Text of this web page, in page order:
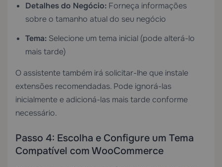
Detalhes do Negócio: Forneça informações
sobre o tamanho atual do seu negócio
Tema: Selecione um tema inicial (pode alterá-lo
mais tarde)
O assistente também irá solicitar-lhe que instale
extensões recomendadas. Pode ignorá-las
inicialmente e adicioná-las mais tarde conforme
necessário.
Passo 4: Escolha e Configure um Tema
Compatível com WooCommerce